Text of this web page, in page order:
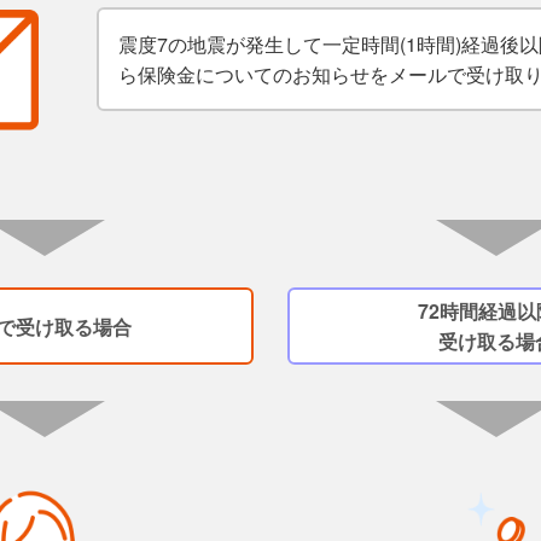
震度7の地震が発生して一定時間(1時間)経過後
ら保険金についてのお知らせをメールで受け取
受け取る場合
72時間経過
受け取る場